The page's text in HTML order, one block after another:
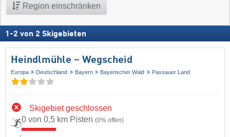
Region einschränken
1 -2 von 2 Skigebieten
Heindlmühle – Wegscheid
Europa Deutschland Bayern Bayerischer Wald Passauer Land
Skigebiet geschlossen
0 von 0,5 km Pisten (0% offen)